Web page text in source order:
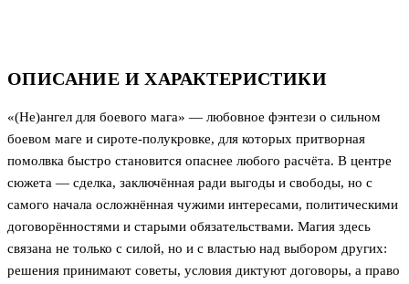
ОПИСАНИЕ И ХАРАКТЕРИСТИКИ
«(Не)ангел для боевого мага» — любовное фэнтези о сильном
боевом маге и сироте-полукровке, для которых притворная
помолвка быстро становится опаснее любого расчёта. В центре
сюжета — сделка, заключённая ради выгоды и свободы, но с
самого начала осложнённая чужими интересами, политическими
договорённостями и старыми обязательствами. Магия здесь
связана не только с силой, но и с властью над выбором других:
решения принимают советы, условия диктуют договоры, а право